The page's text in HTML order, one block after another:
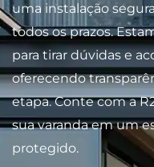
uma instalação
todos os prazos.
para tirar dúvidas e
oferecendo
etapa. Conte com a
sua varanda em um
protegido.